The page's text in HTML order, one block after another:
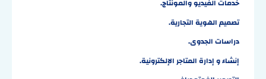
خدمات الفيديو والمونتاج.
تصميم الهوية التجارية.
دراسات الجدوى.
إنشاء و إدارة المتاجر الإلكترونية.